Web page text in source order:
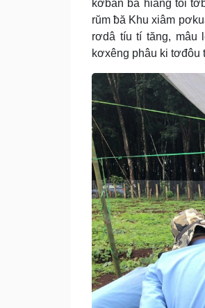
kơbăn ƀă hiăng tối
rŭm ƀă Khu xiâm
rơdâ tíu tí tăng, mâu
kơxêng phâu ki tơđôu